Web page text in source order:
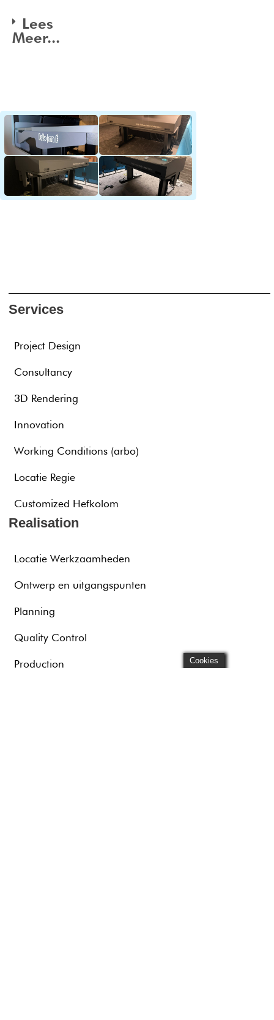
Lees
Meer...
Services
Project Design
Consultancy
3D Rendering
Innovation
Working Conditions (arbo)
Locatie Regie
Customized Hefkolom
Realisation
Locatie Werkzaamheden
Ontwerp en uitgangspunten
Planning
Quality Control
Production Cookies